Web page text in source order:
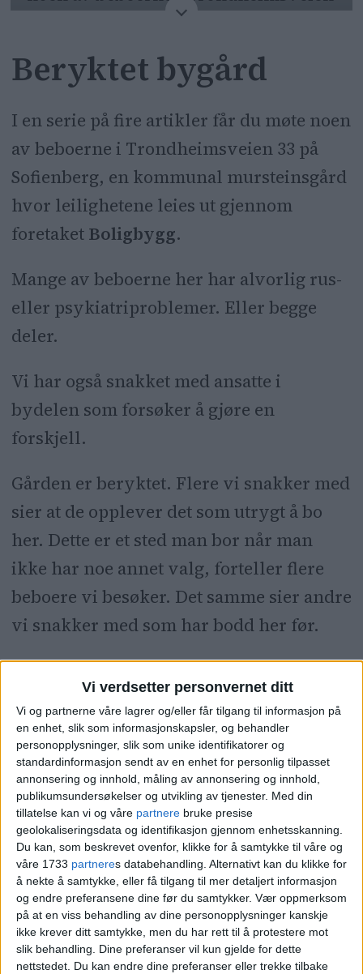
Vi verdsetter personvernet ditt
Vi og partnerne våre lagrer og/eller får tilgang til informasjon på
en enhet, slik som informasjonskapsler, og behandler
personopplysninger, slik som unike identifikatorer og
standardinformasjon sendt av en enhet for personlig tilpasset
annonsering og innhold, måling av annonsering og innhold,
publikumsundersøkelser og utvikling av tjenester. Med din
tillatelse kan vi og våre partnere bruke presise
geolokaliseringsdata og identifikasjon gjennom enhetsskanning.
Du kan, som beskrevet ovenfor, klikke for å samtykke til våre og
våre 1733 partneres databehandling. Alternativt kan du klikke for
å nekte å samtykke, eller få tilgang til mer detaljert informasjon
og endre preferansene dine før du samtykker. Vær oppmerksom
på at en viss behandling av dine personopplysninger kanskje
ikke krever ditt samtykke, men du har rett til å protestere mot
slik behandling. Dine preferanser vil kun gjelde for dette
nettstedet. Du kan endre dine preferanser eller trekke tilbake
33 i Oslo, en kommunal
ut gjennom foretaket Boligbygg.
Mange av beboerne her har alvorlig
rus- eller psykiatriproblemer. Eller
begge deler.
Vi har også snakket med ansatte i
bydelen som forsøker å gjøre en
forskjell.
Beryktet bygård
I en serie på fire artikler får du møte noen
av beboerne i Trondheimsveien 33 på
Sofienberg, en kommunal mursteinsgård
hvor leilighetene leies ut gjennom
foretaket Boligbygg.
Mange av beboerne her har alvorlig rus-
eller psykiatriproblemer. Eller begge
deler.
Vi har også snakket med ansatte i
bydelen som forsøker å gjøre en
forskjell.
Gården er beryktet. Flere vi snakker med
sier at de opplever det som utrygt å bo
her. Dette er et sted man bor når man
ikke har noe annet valg, forteller flere
beboere vi besøker. Det samme sier andre
vi snakker med som har bodd her før.
oppdrag her de siste årene.